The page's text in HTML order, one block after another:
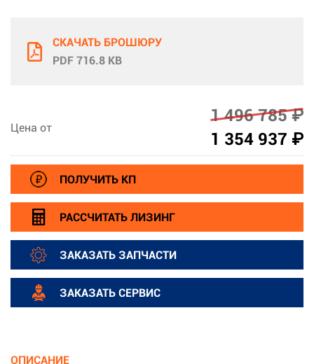
СКАЧАТЬ БРОШЮРУ
PDF 716.8 KB
Цена от
1 496 785 ₽
1 354 937 ₽
ПОЛУЧИТЬ КП
РАССЧИТАТЬ ЛИЗИНГ
ЗАКАЗАТЬ ЗАПЧАСТИ
ЗАКАЗАТЬ СЕРВИС
ОПИСАНИЕ